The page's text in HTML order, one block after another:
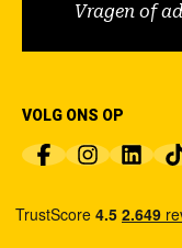
Vragen of
VOLG ONS OP